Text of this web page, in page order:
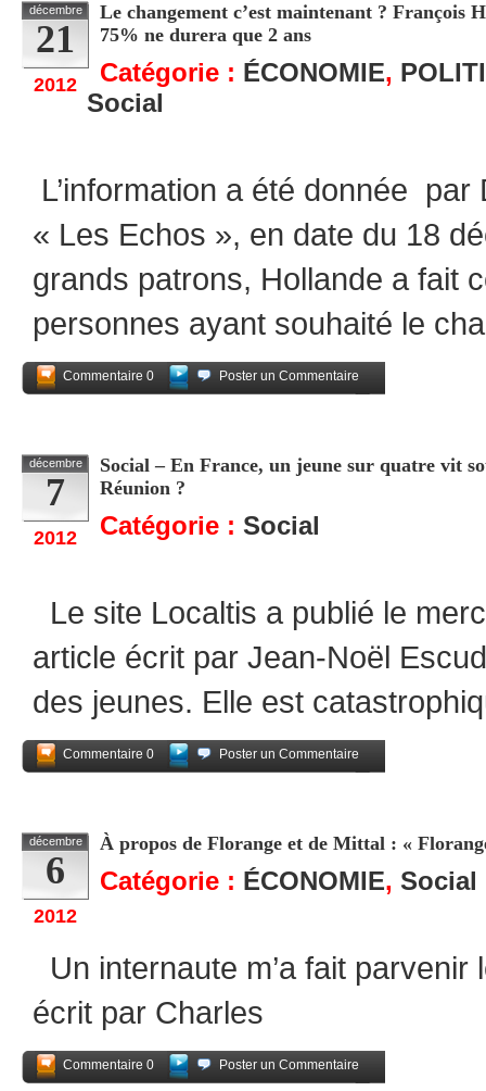
décembre
21
2012
Le changement c’est maintenant ? François
75% ne durera que 2 ans
Catégorie : ÉCONOMIE,
Social
L’information a été donnée
« Les Echos », en date du 18
grands patrons, Hollande a fait
personnes ayant souhaité le
Commentaire 0
Poster un Commentaire
décembre
7
2012
Social – En France, un jeune sur quatre vit
Réunion ?
Catégorie : Social
Le site Localtis a publié le
article écrit par Jean-Noël
des jeunes. Elle est
Commentaire 0
Poster un Commentaire
décembre
6
2012
À propos de Florange et de Mittal : «
Catégorie : ÉCONOMIE, Social
Un internaute m’a fait
écrit par Charles
Commentaire 0
Poster un Commentaire